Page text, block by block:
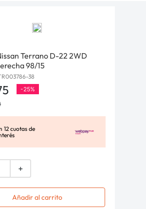
Terrano D-22 2WD
98/15
38
-25%
12 cuotas de
＋
Añadir al carrito